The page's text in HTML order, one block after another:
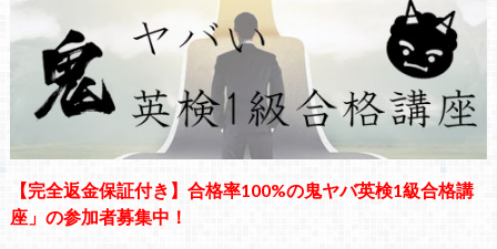
【完全返金保証付き】合格率100%の鬼ヤバ英検1級合格講
座」の参加者募集中！